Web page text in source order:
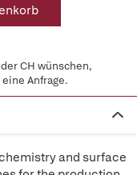
CH wünschen,
Anfrage.
and surface